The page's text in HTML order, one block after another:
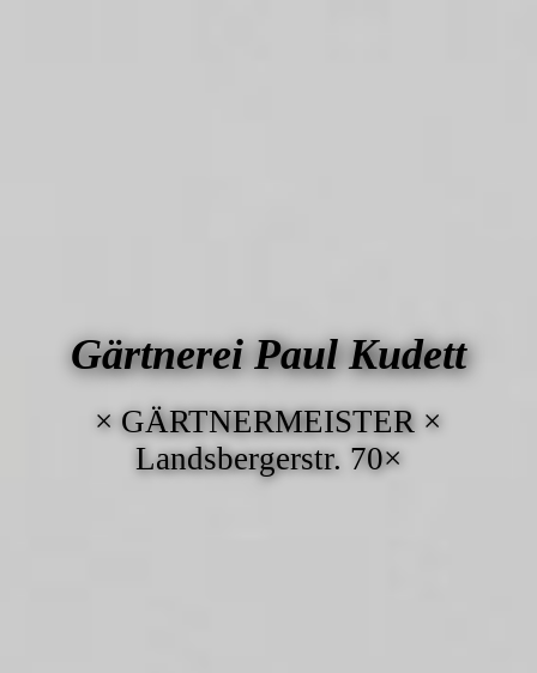
Gärtnerei Paul Kudett
× GÄRTNER­MEISTER ×
Landsbergerstr. 70×